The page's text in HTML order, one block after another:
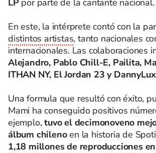
LPpor parte de la cantante nacional.
En este, la intérprete contó con la
distintos artistas, tanto nacionales
internacionales. Las colaboraciones
Alejandro, Pablo Chill-E, Pailita,
ITHAN NY, El Jordan 23 y DannyLux
Una formula que resultó con éxito,
Mami ha conseguido positivos
ejemplo,tuvo el decimonoveno
álbum chilenoen la historia de
1,18 millones de reproducciones